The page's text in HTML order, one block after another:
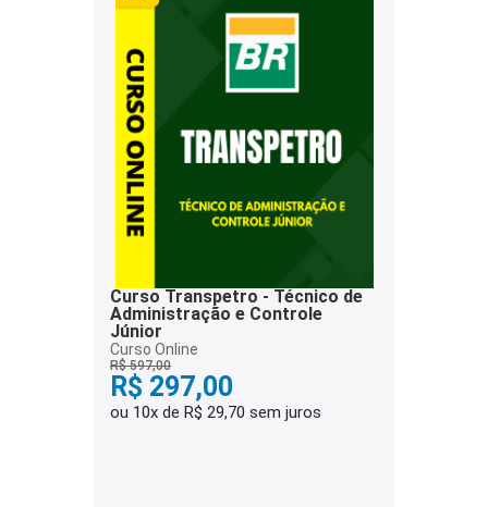
Curso Transpetro - Técnico de
Administração e Controle
Júnior
Curso Online
R$ 597,00
R$ 297,00
ou 10x de R$ 29,70 sem juros